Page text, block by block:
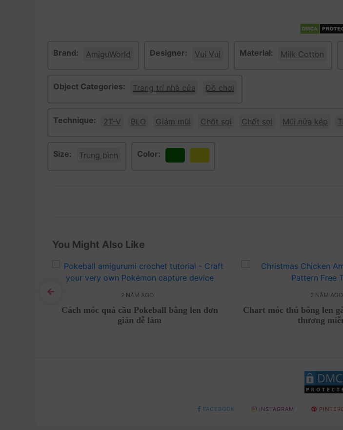
Brand: AmiguWorld Designer: Vui Vui Material: Milk Cotton
Object Categories: Trang trí nhà cửa Đồ chơi
Technique: 2T-V BLO Giảm mũi Chốt sợi Chốt sợi Mũi nửa kép
Size: Trung bình Color:
You Might Also Like
2 NĂM AGO
Cách móc quả cầu Pokeball bằng len đơn
giản dễ làm
2 NĂM AGO
Chart móc thú bông len
thương
FACEBOOK INSTAGRAM